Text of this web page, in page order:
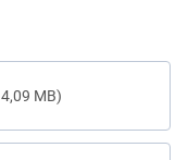
4,09 MB